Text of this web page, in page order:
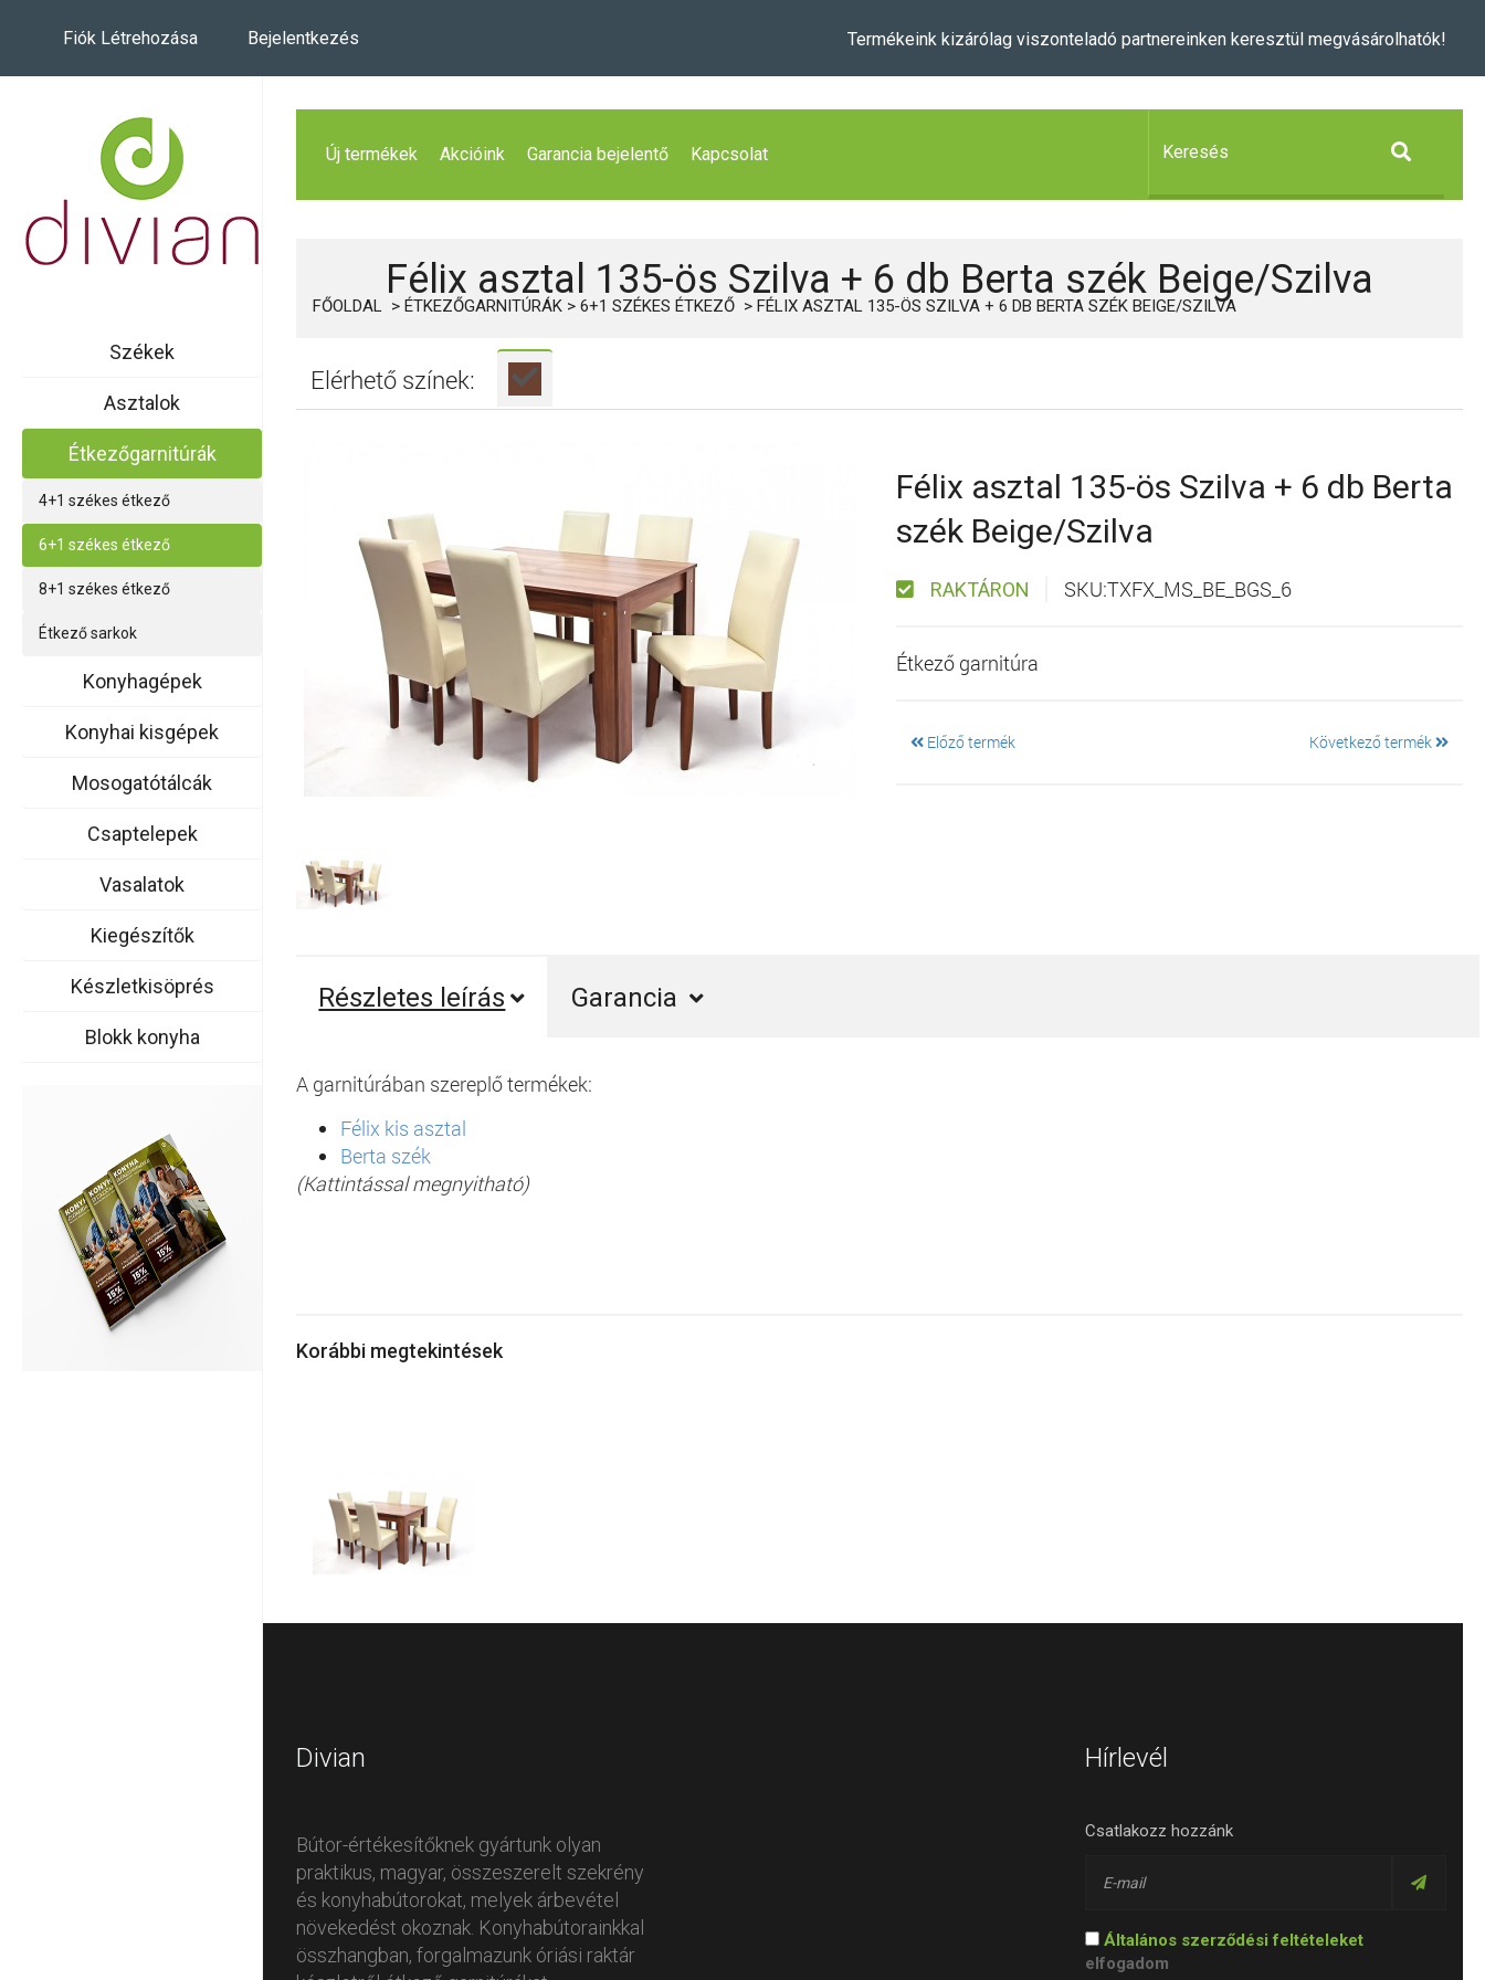
Fiók Létrehozása Bejelentkezés Termékeink kizárólag viszonteladó partnereinken keresztül megvásárolhatók!
Székek
Asztalok
Étkezőgarnitúrák
4+1 székes étkező
6+1 székes étkező
8+1 székes étkező
Étkező sarkok
Konyhagépek
Konyhai kisgépek
Mosogatótálcák
Csaptelepek
Vasalatok
Kiegészítők
Készletkisöprés
Blokk konyha
Új termékek Akcióink Garancia bejelentő Kapcsolat
Félix asztal 135-ös Szilva + 6 db Berta szék Beige/Szilva
FŐOLDAL ÉTKEZŐGARNITÚRÁK 6+1 SZÉKES ÉTKEZŐ FÉLIX ASZTAL 135-ÖS SZILVA + 6 DB BERTA SZÉK BEIGE/SZILVA
Elérhető színek:
Félix asztal 135-ös Szilva + 6 db Berta
szék Beige/Szilva
RAKTÁRON SKU:TXFX_MS_BE_BGS_6
Étkező garnitúra
Előző termék Következő termék
Részletes leírás Garancia
A garnitúrában szereplő termékek:
Félix kis asztal
Berta szék
(Kattintással megnyitható)
Korábbi megtekintések
Divian
Bútor-értékesítőknek gyártunk olyan
praktikus, magyar, összeszerelt szekrény
és konyhabútorokat, melyek árbevétel
növekedést okoznak. Konyhabútorainkkal
összhangban, forgalmazunk óriási raktár
Hírlevél
Csatlakozz hozzánk
Általános szerződési feltételeket
elfogadom